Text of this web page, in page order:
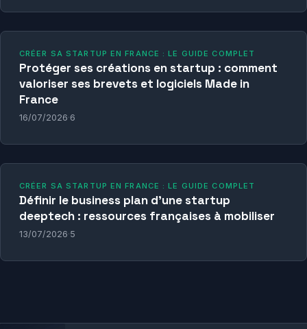
CRÉER SA STARTUP EN FRANCE : LE GUIDE COMPLET
Protéger ses créations en startup : comment
valoriser ses brevets et logiciels Made in
France
16/07/2026·6
CRÉER SA STARTUP EN FRANCE : LE GUIDE COMPLET
Définir le business plan d’une startup
deeptech : ressources françaises à mobiliser
13/07/2026·5